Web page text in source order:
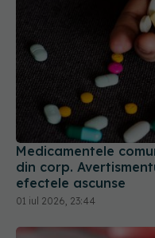
Medicamentele
din corp.
efectele ascunse
01 iul 2026, 23:44